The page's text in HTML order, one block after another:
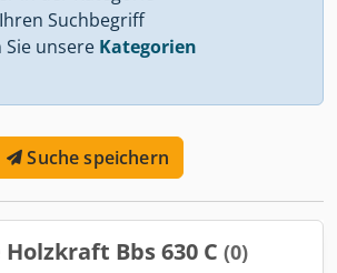
Suchbegriff
unsere Kategorien
Suche speichern
Bbs 630 C (0)